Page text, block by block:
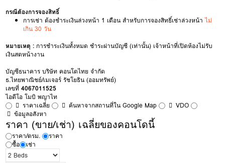
กรณีต้องการจองสิทธิ์
การเช่า ต้องชำระเงินล่วงหน้า 1 เดือน สำหรับการจองสิทธิ์เช่าล่วงหน้าไม่
เกิน 30 วัน
หมายเหตุ : การชำระเงินทั้งหมด ชำระผ่านบัญชี (เท่านั้น) เจ้าหน้าที่เปิดห้องไม่รับ
เงินสดหน้างาน
บัญชีธนาคาร บริษัท คอนโดไทย จำกัด
ธ.ไทยพาณิชย์/เมเจอร์ รัชโยธิน (ออมทรัพย์)
เลขที่4067011525
ไอดีโอ โมบิ พญาไท
ราคาเฉลี่ย
ค้นหาจากสถานที่ใน Google Map
VDO
ข้อมูลอสังหา
ราคา (ขาย/เช่า) เฉลี่ยของคอนโดนี้
ราคา/ตรม.
ราคา
ซื้อ
เช่า